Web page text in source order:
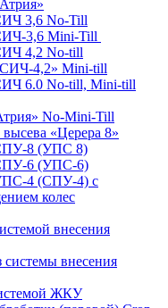
3,6 No-Till
3,6 Mini-Till
4,2 No-till
4,2» Mini-till
6.0 No-till, Mini-till
No-Mini-Till
высева «Церера 8»
СПУ-8 (УПС 8)
СПУ-6 (УПС-6)
4 (СПУ-4) с
колес
внесения
внесения
ЖКУ